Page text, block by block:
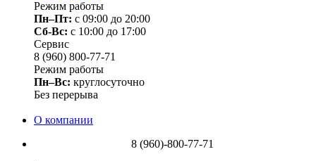
Режим работы
Пн–Пт: с 09:00 до 20:00
Сб-Вс: c 10:00 до 17:00
Сервис
8 (960) 800-77-71
Режим работы
Пн–Вс: круглосуточно
Без перерыва
О компании
8 (960)-800-77-71